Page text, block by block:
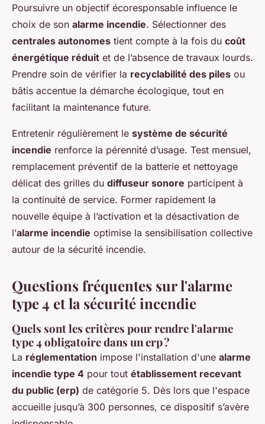
Poursuivre un objectif écoresponsable influence le
choix de son alarme incendie. Sélectionner des
centrales autonomes tient compte à la fois du coût
énergétique réduit et de l’absence de travaux lourds.
Prendre soin de vérifier la recyclabilité des piles ou
bâtis accentue la démarche écologique, tout en
facilitant la maintenance future.
Entretenir régulièrement le système de sécurité
incendie renforce la pérennité d’usage. Test mensuel,
remplacement préventif de la batterie et nettoyage
délicat des grilles du diffuseur sonore participent à
la continuité de service. Former rapidement la
nouvelle équipe à l’activation et la désactivation de
l’alarme incendie optimise la sensibilisation collective
autour de la sécurité incendie.
Questions fréquentes sur l'alarme
type 4 et la sécurité incendie
Quels sont les critères pour rendre l'alarme
type 4 obligatoire dans un erp ?
La réglementation impose l'installation d'une alarme
incendie type 4 pour tout établissement recevant
du public (erp) de catégorie 5. Dès lors que l'espace
accueille jusqu’à 300 personnes, ce dispositif s’avère